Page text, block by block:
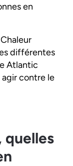
en
différentes
Atlantic
agir contre le
quelles